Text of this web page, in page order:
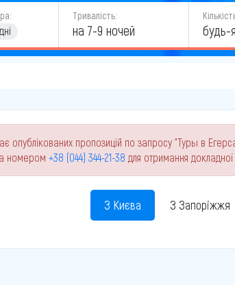
Тривалість:
на 7-9 ночей будь-
опублікованих пропозицій по запросу "Туры в
номером +38 (044) 344-21-38 для отримання
З Києва З Запоріжжя